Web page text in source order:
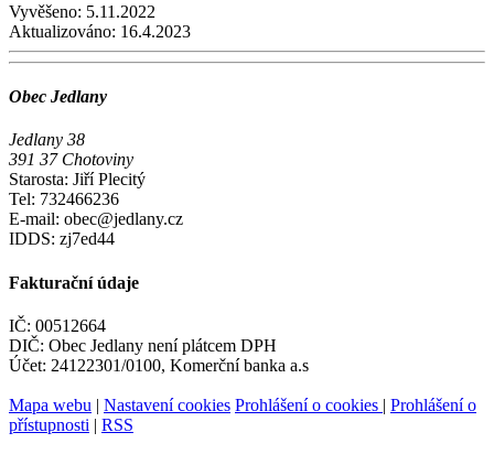
Vyvěšeno: 5.11.2022
Aktualizováno: 16.4.2023
Obec Jedlany
Jedlany 38
391 37 Chotoviny
Starosta: Jiří Plecitý
Tel: 732466236
E-mail: obec@jedlany.cz
IDDS: zj7ed44
Fakturační údaje
IČ: 00512664
DIČ: Obec Jedlany není plátcem DPH
Účet: 24122301/0100, Komerční banka a.s
Mapa webu | Nastavení cookies Prohlášení o cookies | Prohlášení o
přístupnosti | RSS